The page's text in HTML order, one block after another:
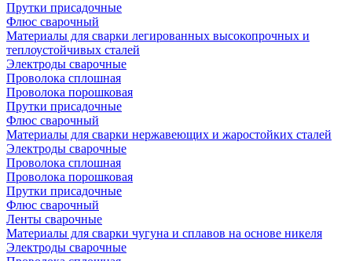
Прутки присадочные
Флюс сварочный
Материалы для сварки легированных высокопрочных и
теплоустойчивых сталей
Электроды сварочные
Проволока сплошная
Проволока порошковая
Прутки присадочные
Флюс сварочный
Материалы для сварки нержавеющих и жаростойких сталей
Электроды сварочные
Проволока сплошная
Проволока порошковая
Прутки присадочные
Флюс сварочный
Ленты сварочные
Материалы для сварки чугуна и сплавов на основе никеля
Электроды сварочные